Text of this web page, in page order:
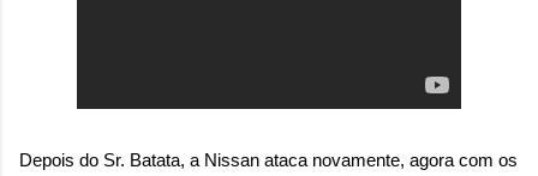
Depois do Sr. Batata, a Nissan ataca novamente, agora com os